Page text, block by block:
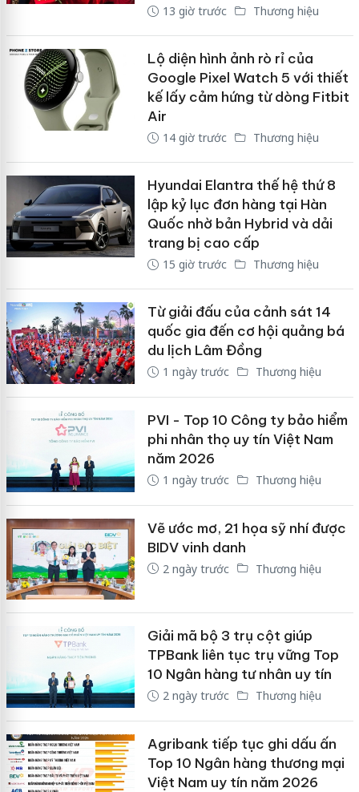
13 giờ trước Thương hiệu
Lộ diện hình ảnh rò rỉ của
Google Pixel Watch 5 với thiết
kế lấy cảm hứng từ dòng Fitbit
Air
14 giờ trước Thương hiệu
Hyundai Elantra thế hệ thứ 8
lập kỷ lục đơn hàng tại Hàn
Quốc nhờ bản Hybrid và dải
trang bị cao cấp
15 giờ trước Thương hiệu
Từ giải đấu của cảnh sát 14
quốc gia đến cơ hội quảng bá
du lịch Lâm Đồng
1 ngày trước Thương hiệu
PVI - Top 10 Công ty bảo hiểm
phi nhân thọ uy tín Việt Nam
năm 2026
1 ngày trước Thương hiệu
Vẽ ước mơ, 21 họa sỹ nhí được
BIDV vinh danh
2 ngày trước Thương hiệu
Giải mã bộ 3 trụ cột giúp
TPBank liên tục trụ vững Top
10 Ngân hàng tư nhân uy tín
2 ngày trước Thương hiệu
Agribank tiếp tục ghi dấu ấn
Top 10 Ngân hàng thương mại
Việt Nam uy tín năm 2026